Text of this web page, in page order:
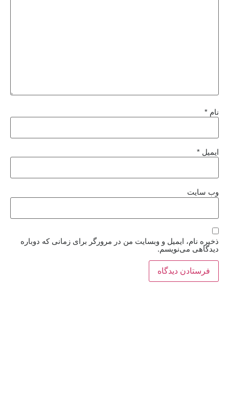
نام *
ایمیل *
وب‌ سایت
ذخیره نام، ایمیل و وبسایت من در مرورگر برای زمانی که دوباره
دیدگاهی می‌نویسم.